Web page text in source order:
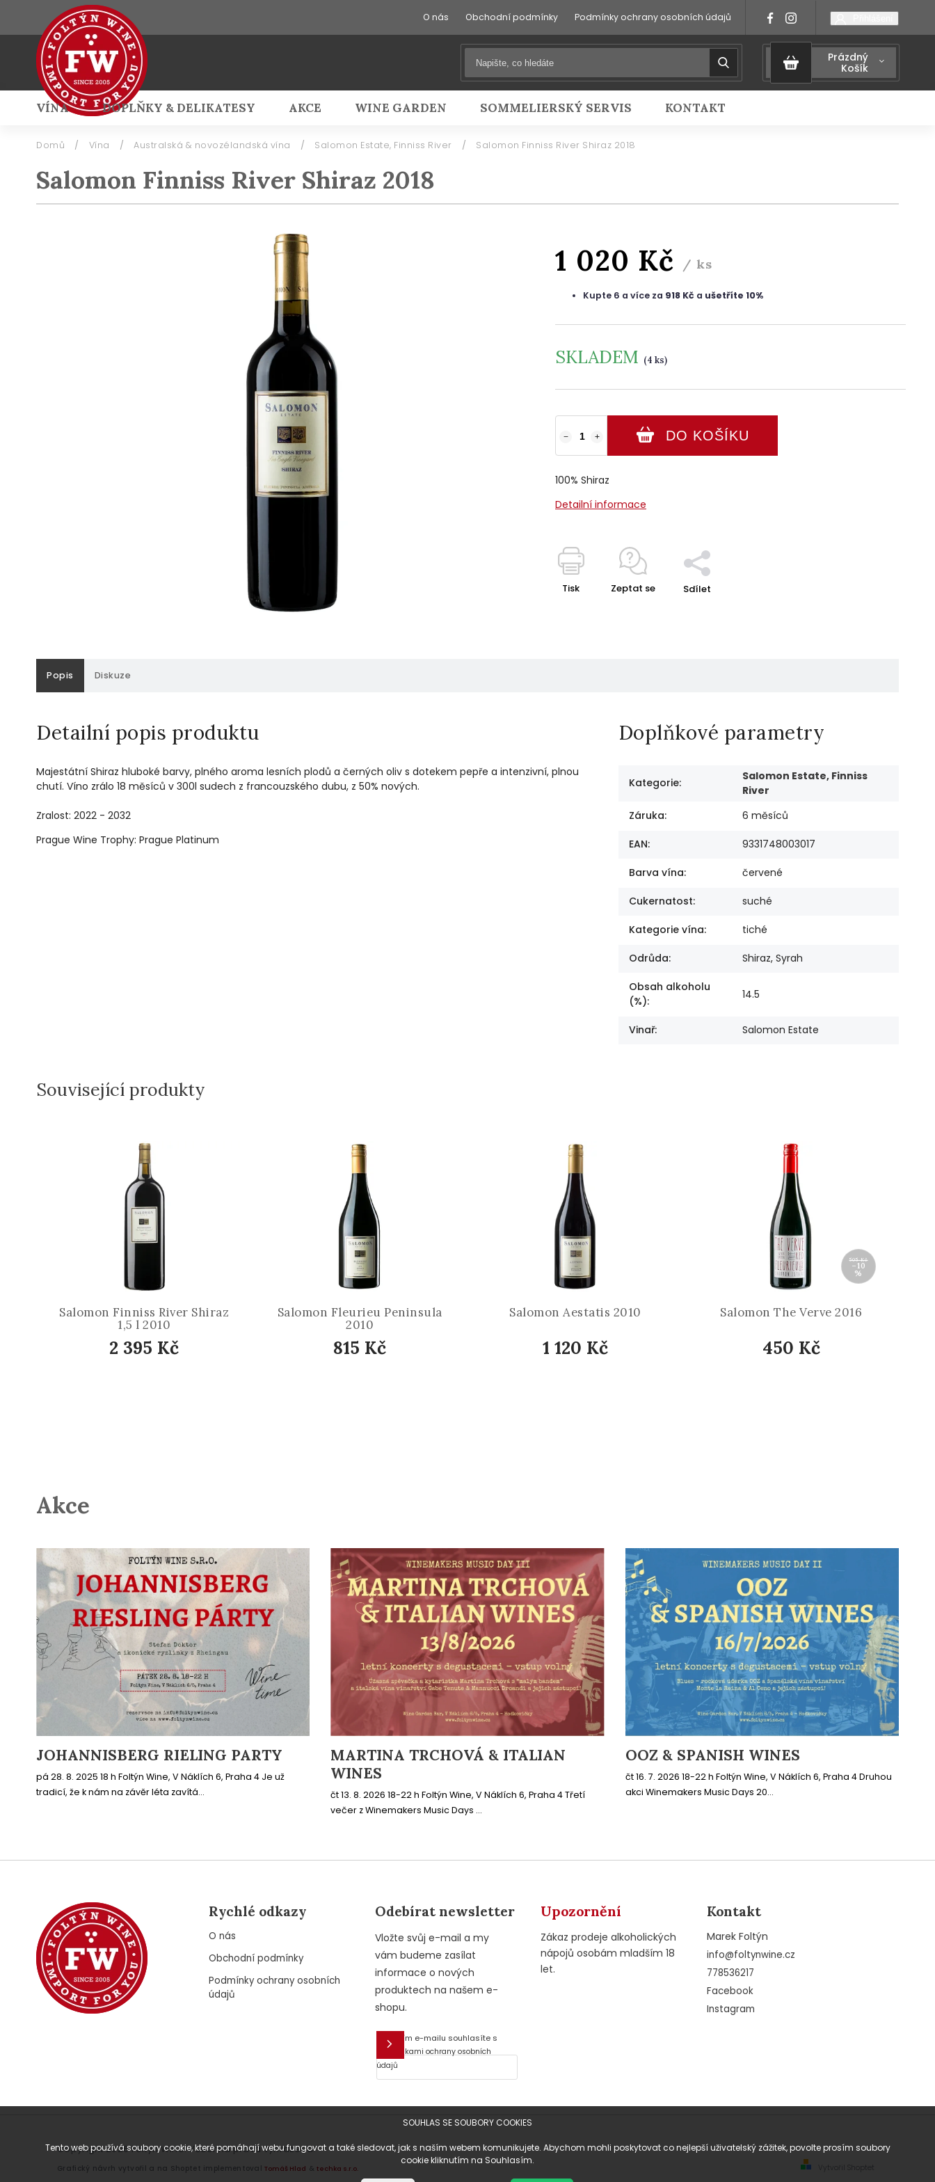
SOUHLAS SE SOUBORY COOKIES
Tento web používá soubory cookie, které pomáhají webu fungovat a také sledovat, jak s naším webem komunikujete. Abychom mohli poskytovat co nejlepší uživatelský zážitek, povolte prosím soubory
cookie kliknutím na Souhlasím.
O nás Obchodní podmínky Podmínky ochrany osobních údajů
Prázdný
Košík
VÍNA DOPLŇKY & DELIKATESY AKCE WINE GARDEN SOMMELIERSKÝ SERVIS KONTAKT
Přihlášení
Domů / Vína / Australská & novozélandská vína / Salomon Estate, Finniss River / Salomon Finniss River Shiraz 2018
Salomon Finniss River Shiraz 2018
1 020 Kč / ks
Kupte 6 a více za 918 Kč a ušetříte 10%
SKLADEM (4 ks)
+
− DO KOŠÍKU
100% Shiraz
Detailní informace
Tisk Zeptat se Sdílet
Popis Diskuze
Detailní popis produktu
Majestátní Shiraz hluboké barvy, plného aroma lesních plodů a černých oliv s dotekem pepře a intenzivní, plnou
chutí. Víno zrálo 18 měsíců v 300l sudech z francouzského dubu, z 50% nových.
Zralost: 2022 - 2032
Prague Wine Trophy: Prague Platinum
Doplňkové parametry
Kategorie:
Salomon Estate, Finniss
River
Záruka: 6 měsíců
EAN: 9331748003017
Barva vína: červené
Cukernatost: suché
Kategorie vína: tiché
Odrůda: Shiraz, Syrah
Obsah alkoholu
(%): 14.5
Vinař: Salomon Estate
Související produkty
Salomon Finniss River Shiraz
1,5 l 2010
2 395 Kč
Salomon Fleurieu Peninsula
2010
815 Kč
Salomon Aestatis 2010
1 120 Kč
505 Kč
–10
%
Salomon The Verve 2016
450 Kč
Akce
JOHANNISBERG RIELING PARTY
pá 28. 8. 2025 18 h Foltýn Wine, V Náklích 6, Praha 4 Je už
tradicí, že k nám na závěr léta zavítá...
MARTINA TRCHOVÁ & ITALIAN
WINES
čt 13. 8. 2026 18-22 h Foltýn Wine, V Náklích 6, Praha 4 Třetí
večer z Winemakers Music Days ...
OOZ & SPANISH WINES
čt 16. 7. 2026 18-22 h Foltýn Wine, V Náklích 6, Praha 4 Druhou
akci Winemakers Music Days 20...
Rychlé odkazy
O nás
Obchodní podmínky
Podmínky ochrany osobních
údajů
Odebírat newsletter
Vložte svůj e-mail a my
vám budeme zasílat
informace o nových
produktech na našem e-
shopu.
E-mail
Vložením e-mailu souhlasíte s
podmínkami ochrany osobních
údajů
Upozornění
Zákaz prodeje alkoholických
nápojů osobám mladším 18
let.
Kontakt
Marek Foltýn
info@foltynwine.cz
778536217
Facebook
Instagram
Vytvořil Shoptet
Copyright 2026Foltýn Wine. Všechna práva vyhrazena.
Grafický návrh vytvořil a na Shoptet implementovalTomáš Hlad &techka s.r.o.